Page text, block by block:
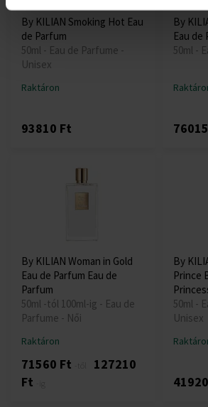
By KILIAN Smoking Hot Eau
de Parfum
50ml - Eau de Parfume -
Unisex
Raktáron
93810 Ft
By
Eau de
50ml -
By KILIAN Woman in Gold
Eau de Parfum Eau de
Parfum
50ml -tól 100ml-ig - Eau de
Parfume - Női
Raktáron
71560 Ft
127210
Ft
By
Prince
50ml -
Unisex